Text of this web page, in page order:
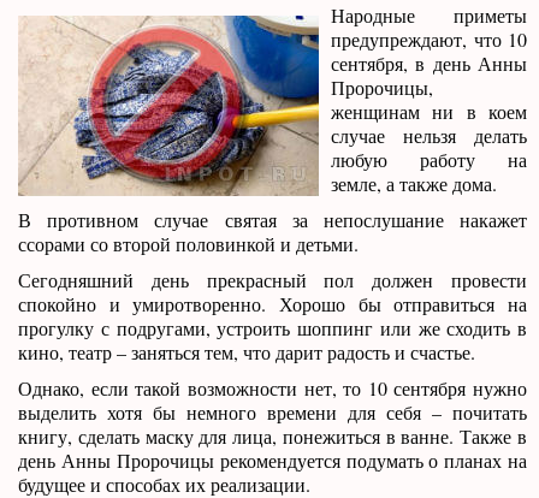
Народные приметы
предупреждают, что 10
сентября, в день Анны
Пророчицы,
женщинам ни в коем
случае нельзя делать
любую работу на
земле, а также дома.
В противном случае святая за непослушание накажет
ссорами со второй половинкой и детьми.
Сегодняшний день прекрасный пол должен провести
спокойно и умиротворенно. Хорошо бы отправиться на
прогулку с подругами, устроить шоппинг или же сходить в
кино, театр – заняться тем, что дарит радость и счастье.
Однако, если такой возможности нет, то 10 сентября нужно
выделить хотя бы немного времени для себя – почитать
книгу, сделать маску для лица, понежиться в ванне. Также в
день Анны Пророчицы рекомендуется подумать о планах на
будущее и способах их реализации.